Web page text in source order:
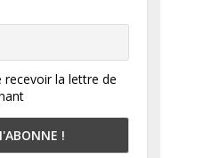
recevoir la lettre de